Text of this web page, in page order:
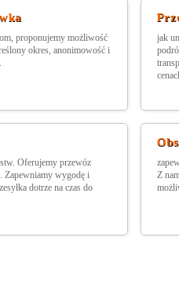
proponujemy możliwość
okres, anonimowość i
jak
Oferujemy przewóz
Zapewniamy wygodę i
dotrze na czas do
Z